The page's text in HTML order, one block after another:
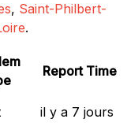
, Saint-Philbert-
.
Report Time
il y a 7 jours